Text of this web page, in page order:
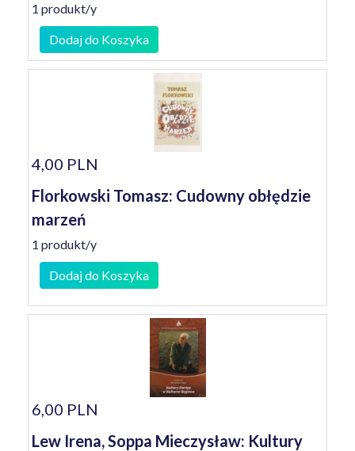
1 produkt/y
Dodaj do Koszyka
4,00 PLN
Florkowski Tomasz: Cudowny obłędzie
marzeń
1 produkt/y
Dodaj do Koszyka
6,00 PLN
Lew Irena, Soppa Mieczysław: Kultury